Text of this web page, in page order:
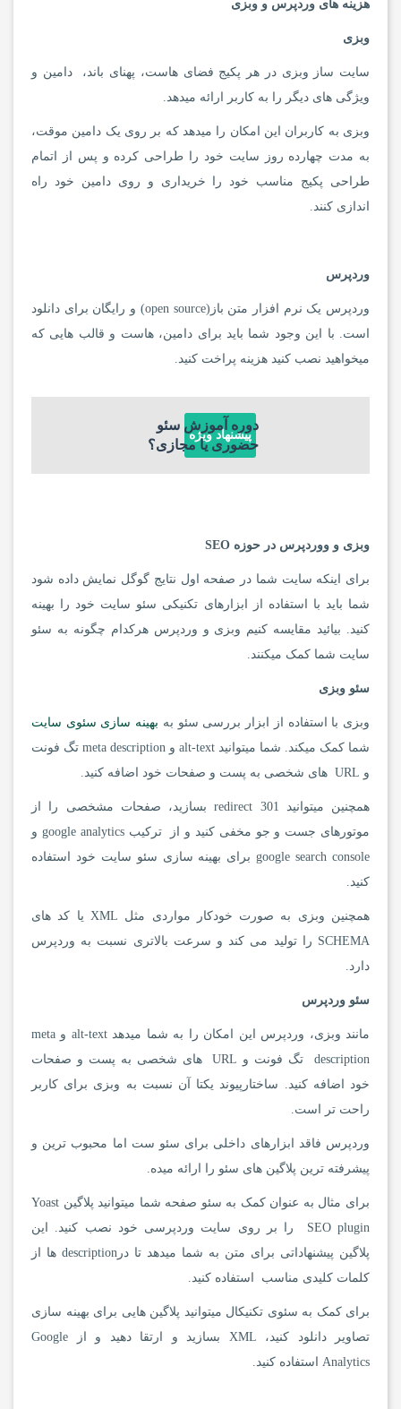
هزینه های وردپرس و وبزی
وبزی
سایت ساز وبزی در هر پکیج فضای هاست، پهنای باند، دامین و
ویژگی های دیگر را به کاربر ارائه میدهد.
وبزی به کاربران این امکان را میدهد که بر روی یک دامین موقت،
به مدت چهارده روز سایت خود را طراحی کرده و پس از اتمام
طراحی پکیج مناسب خود را خریداری و روی دامین خود راه
اندازی کنند.
وردپرس
وردپرس یک نرم افزار متن باز(open source) و رایگان برای دانلود
است. با این وجود شما باید برای دامین، هاست و قالب هایی که
میخواهید نصب کنید هزینه پراخت کنید.
پیشنهاد ویژه
دوره آموزش سئو
حضوری یا مجازی؟
وبزی و ووردپرس در حوزه SEO
برای اینکه سایت شما در صفحه اول نتایج گوگل نمایش داده شود
شما باید با استفاده از ابزارهای تکنیکی سئو سایت خود را بهینه
کنید. بیائید مقایسه کنیم وبزی و وردپرس هرکدام چگونه به سئو
سایت شما کمک میکنند.
سئو وبزی
وبزی با استفاده از ابزار بررسی سئو به بهینه سازی سئوی سایت
شما کمک میکند. شما میتوانید alt-text و meta description تگ فونت
و URL های شخصی به پست و صفحات خود اضافه کنید.
همچنین میتوانید 301 redirect بسازید، صفحات مشخصی را از
موتورهای جست و جو مخفی کنید و از ترکیب google analytics و
google search console برای بهینه سازی سئو سایت خود استفاده
کنید.
همچنین وبزی به صورت خودکار مواردی مثل XML یا کد های
SCHEMA را تولید می کند و سرعت بالاتری نسبت به وردپرس
دارد.
سئو وردپرس
مانند وبزی، وردپرس این امکان را به شما میدهد alt-text و meta
description تگ فونت و URL های شخصی به پست و صفحات
خود اضافه کنید. ساختارپیوند یکتا آن نسبت به وبزی برای کاربر
راحت تر است.
وردپرس فاقد ابزارهای داخلی برای سئو ست اما محبوب ترین و
پیشرفته ترین پلاگین های سئو را ارائه میده.
برای مثال به عنوان کمک به سئو صفحه شما میتوانید پلاگین Yoast
SEO plugin را بر روی سایت وردپرسی خود نصب کنید. این
پلاگین پیشنهاداتی برای متن به شما میدهد تا درdescription ها از
کلمات کلیدی مناسب استفاده کنید.
برای کمک به سئوی تکنیکال میتوانید پلاگین هایی برای بهینه سازی
تصاویر دانلود کنید، XML بسازید و ارتقا دهید و از Google
Analytics استفاده کنید.